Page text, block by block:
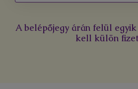
A belépőjegy árán felül
kell külön